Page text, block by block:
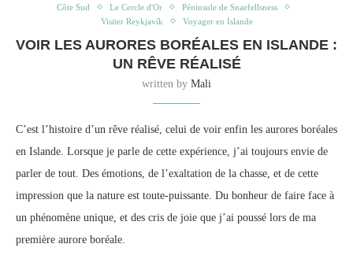
Côte Sud Le Cercle d'Or
Péninsule de Snaefellsness
Visiter Reykjavík
Voyager en Islande
VOIR LES AURORES BORÉALES EN ISLANDE :
UN RÊVE RÉALISÉ
written by Mali
C’est l’histoire d’un rêve réalisé, celui de voir enfin les aurores boréales
en Islande. Lorsque je parle de cette expérience, j’ai toujours envie de
parler de tout. Des émotions, de l’exaltation de la chasse, et de cette
impression que la nature est toute-puissante. Du bonheur de faire face à
un phénomène unique, et des cris de joie que j’ai poussé lors de ma
première aurore boréale.